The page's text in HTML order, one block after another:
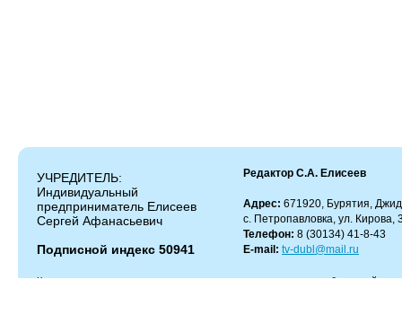
УЧРЕДИТЕЛЬ:
Индивидуальный
предприниматель Елисеев
Сергей Афанасьевич
Подписной индекс 50941
Редактор С.А. Елисеев
Адрес: 671920, Бурятия,
с. Петропавловка, ул. Кирова,
Телефон: 8 (30134) 41-8-43
E-mail: tv-dubl@mail.ru
Копирование и цитирование материалов разрешено только с работающей